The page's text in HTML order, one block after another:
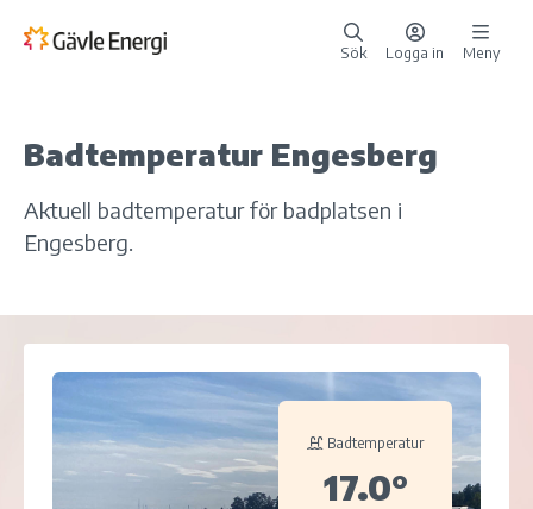
Sök Logga in Meny
Badtemperatur Engesberg
Aktuell badtemperatur för badplatsen i
Engesberg.
Badtemperatur
17.0°